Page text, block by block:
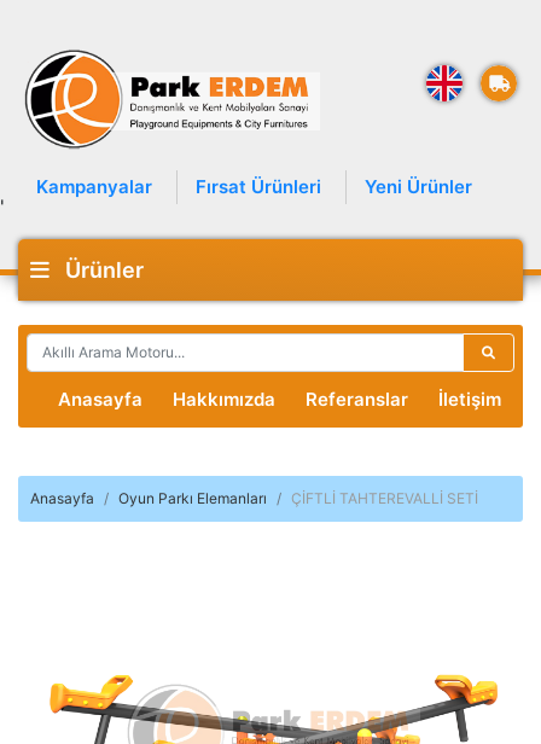
Kampanyalar Fırsat Ürünleri Yeni Ürünler
'
Ürünler
Anasayfa Hakkımızda Referanslar İletişim
Anasayfa Oyun Parkı Elemanları ÇİFTLİ TAHTEREVALLİ SETİ